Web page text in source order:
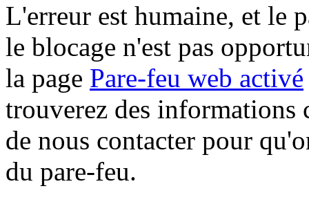
L'erreur est humaine, et le
le blocage n'est pas
la page Pare-feu web activé
trouverez des informations
de nous contacter pour
du pare-feu.